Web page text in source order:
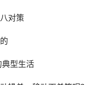
对策
型生活